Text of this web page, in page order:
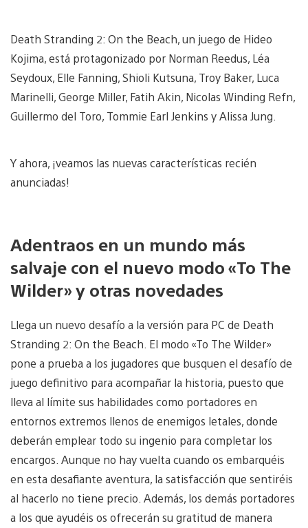
Death Stranding 2: On the Beach, un juego de Hideo
Kojima, está protagonizado por Norman Reedus, Léa
Seydoux, Elle Fanning, Shioli Kutsuna, Troy Baker, Luca
Marinelli, George Miller, Fatih Akin, Nicolas Winding Refn,
Guillermo del Toro, Tommie Earl Jenkins y Alissa Jung.
Y ahora, ¡veamos las nuevas características recién
anunciadas!
Adentraos en un mundo más
salvaje con el nuevo modo «To The
Wilder» y otras novedades
Llega un nuevo desafío a la versión para PC de Death
Stranding 2: On the Beach. El modo «To The Wilder»
pone a prueba a los jugadores que busquen el desafío de
juego definitivo para acompañar la historia, puesto que
lleva al límite sus habilidades como portadores en
entornos extremos llenos de enemigos letales, donde
deberán emplear todo su ingenio para completar los
encargos. Aunque no hay vuelta cuando os embarquéis
en esta desafiante aventura, la satisfacción que sentiréis
al hacerlo no tiene precio. Además, los demás portadores
a los que ayudéis os ofrecerán su gratitud de manera